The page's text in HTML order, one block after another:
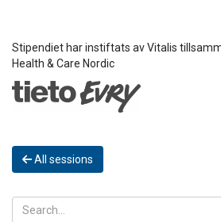
Stipendiet har instiftats av Vitalis
Health & Care Nordic
All sessions